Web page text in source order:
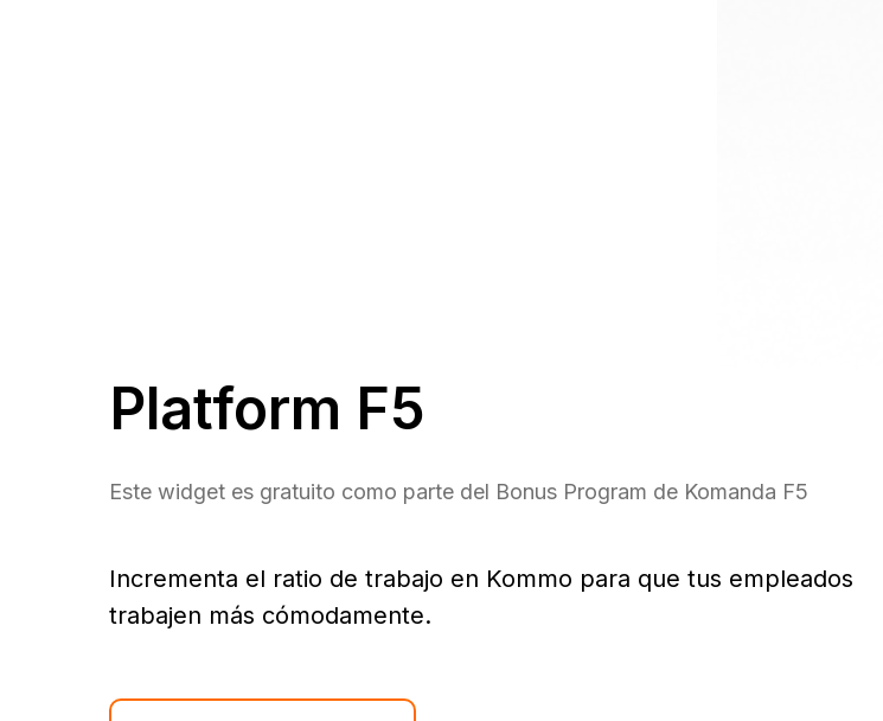
Platform F5
Este widget es gratuito como parte del Bonus Program de Komanda F5
Incrementa el ratio de trabajo en Kommo para que tus empleados
trabajen más cómodamente.